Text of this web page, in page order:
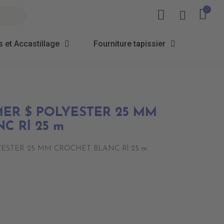
et Accastillage Fourniture tapissier
$ POLYESTER 25 MM
Rl 25 m
25 MM CROCHET BLANC Rl 25 m